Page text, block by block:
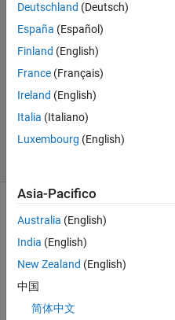
Risposta
accettata
Aggiornato
17 Apr
44
Visualizzazioni
Mostra
meno
recenti
Deutschland (Deutsch)
España (Español)
Finland (English)
France (Français)
Ireland (English)
Italia (Italiano)
Luxembourg (English)
Asia-Pacifico
Australia (English)
India (English)
New Zealand (English)
中国
简体中文